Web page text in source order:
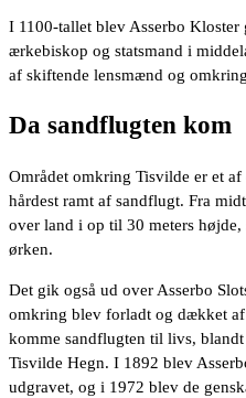
I 1100-tallet blev Asserbo
ærkebiskop og statsmand i
af skiftende lensmænd og
Da sandflugten kom
Området omkring Tisvilde er et
hårdest ramt af sandflugt. Fra
over land i op til 30 meters
ørken.
Det gik også ud over Asserbo
omkring blev forladt og dækket
komme sandflugten til livs,
Tisvilde Hegn. I 1892 blev
udgravet, og i 1972 blev de